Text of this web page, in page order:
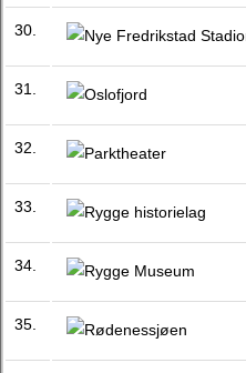
30.
31.
32.
33.
34.
35.